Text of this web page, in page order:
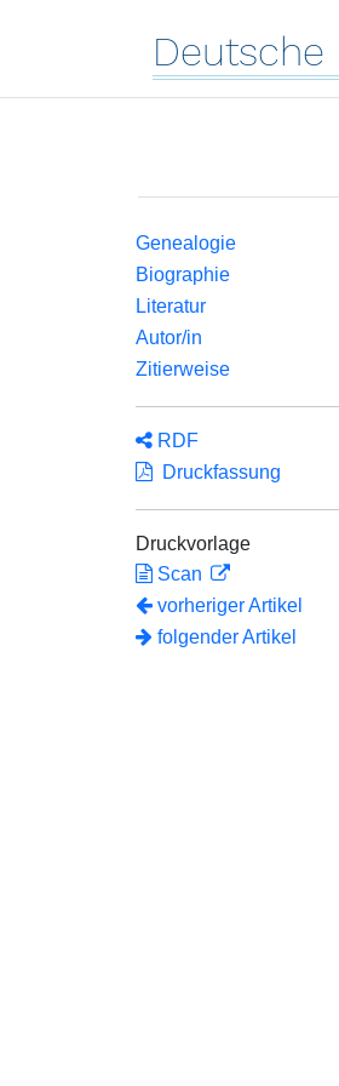
Deutsche
Genealogie
Biographie
Literatur
Autor/in
Zitierweise
RDF
Druckfassung
Druckvorlage
Scan
vorheriger Artikel
folgender Artikel